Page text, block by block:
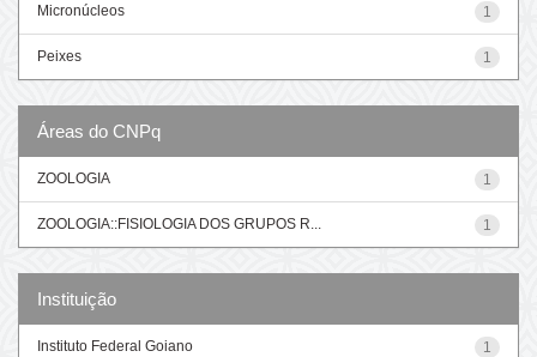
1
Micronúcleos
1
Peixes
Áreas do CNPq
1
ZOOLOGIA
1
ZOOLOGIA::FISIOLOGIA DOS GRUPOS R...
Instituição
1
Instituto Federal Goiano